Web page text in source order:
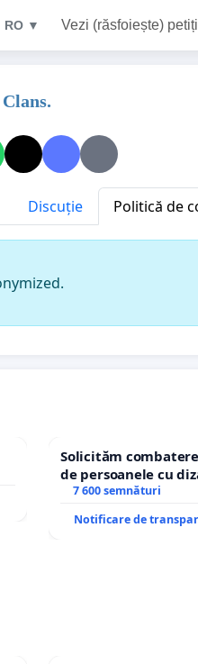
RO ▼ Vezi (răsfoiește)
Discuție Politică de
Solicităm
de persoanele cu
7 600 semnături
Notificare de